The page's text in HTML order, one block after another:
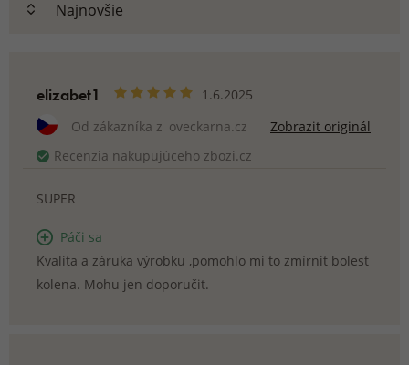
elizabet1
1.6.2025
Od zákazníka z oveckarna.cz
Zobrazit originál
Recenzia nakupujúceho zbozi.cz
SUPER
Páči sa
Kvalita a záruka výrobku ,pomohlo mi to zmírnit bolest
kolena. Mohu jen doporučit.